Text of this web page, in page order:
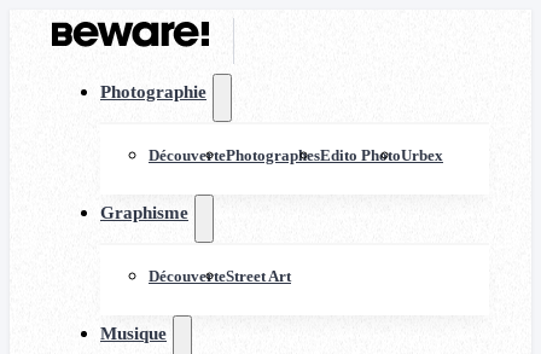
Photographie
DécouvertePhotographesEdito PhotoUrbex
Graphisme
DécouverteStreet Art
Musique